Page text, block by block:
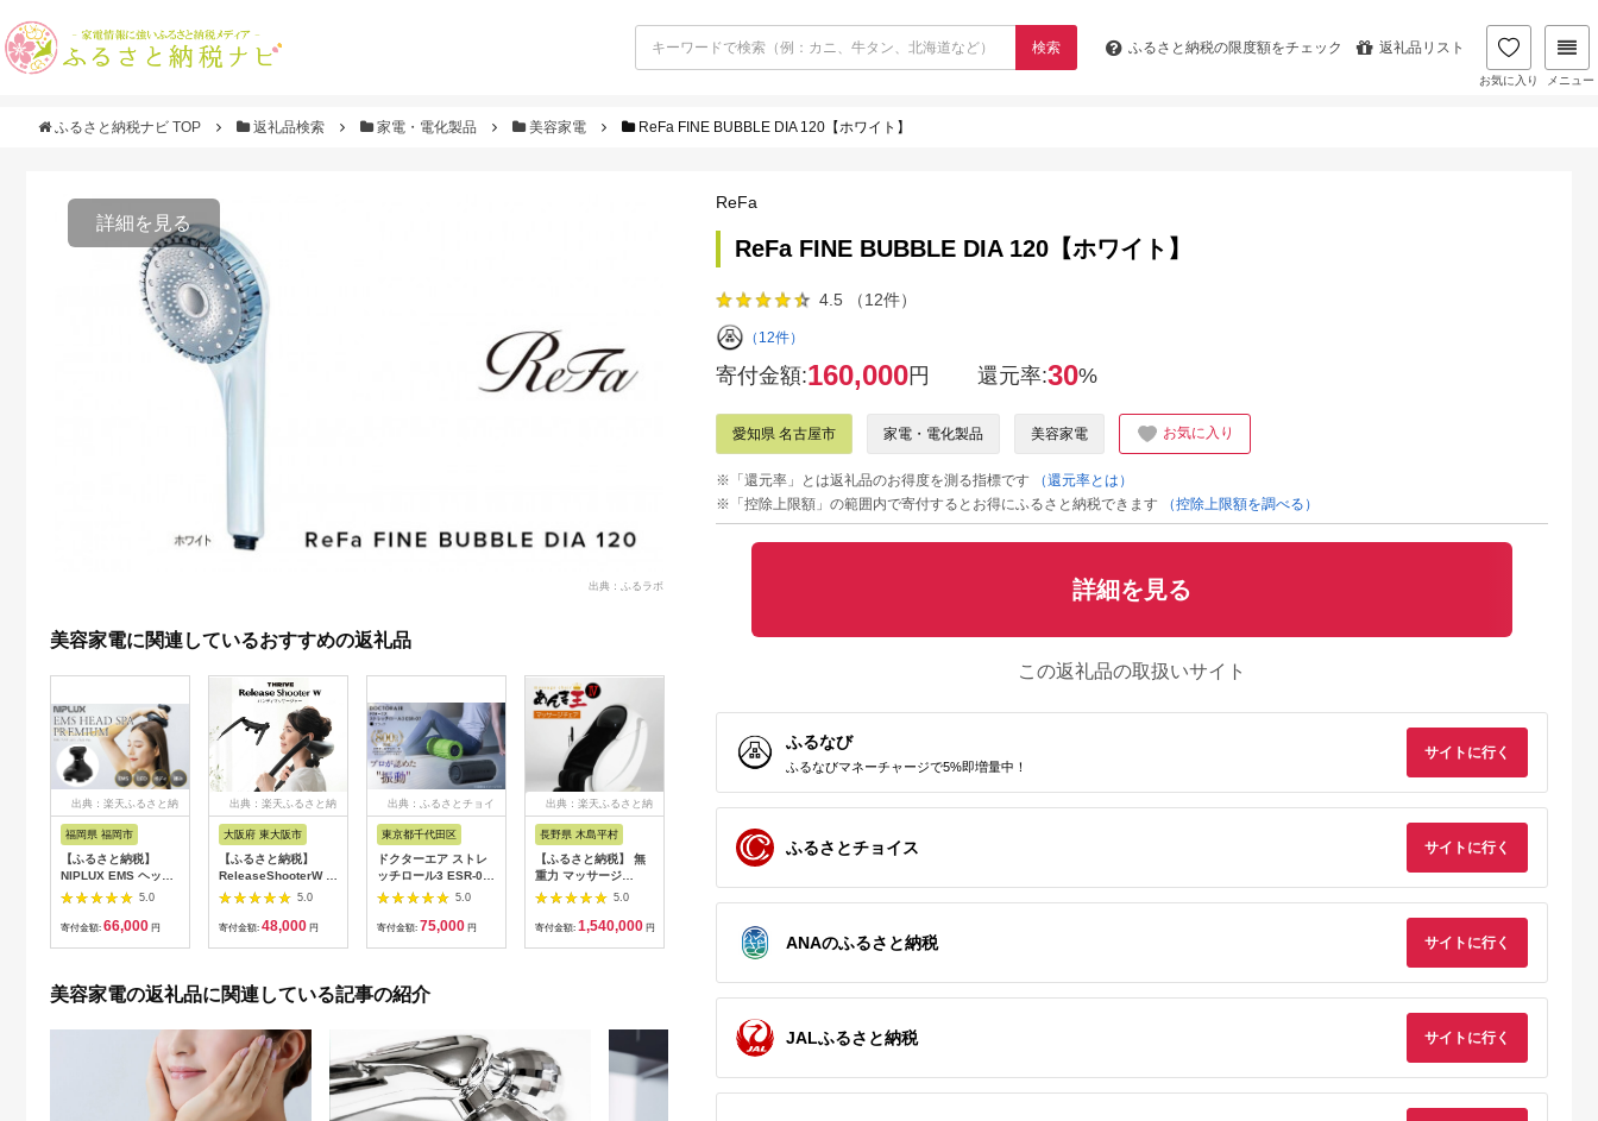
検索 ふるさと納税の限度額をチェック 返礼品リスト
お気に入り メニュー
ふるさと納税ナビ TOP 返礼品検索 家電・電化製品 美容家電 ReFa FINE BUBBLE DIA 120【ホワイト】
詳細を見る
出典：ふるラボ
美容家電に関連しているおすすめの返礼品
出典：楽天ふるさと納
福岡県 福岡市
【ふるさと納税】
NIPLUX EMS ヘッ
ド・フェイシャルケア
PREMIUM NP-
スパ 美顔器 マッサー
ジ ボディケア リフト
カルプ ボディ 全身 防
水 美容 美容家電 福岡
5.0
寄付金額: 66,000 円
出典：楽天ふるさと納
大阪府 東大阪市
【ふるさと納税】
ReleaseShooterW ハ
ンディマッサージャー
MD-8020 - ダブルヘ
ッドで首、肩、腰をし
ー 送料無料
5.0
寄付金額: 48,000 円
出典：ふるさとチョイ
東京都千代田区
ドクターエア ストレ
ッチロール3 ESR-07
ブラック(プレゼント/
振動/寝ながら)
【1582369】
5.0
寄付金額: 75,000 円
出典：楽天ふるさと納
長野県 木島平村
【ふるさと納税】 無
重力 マッサージ
R1500-01 あんま王4
| 日用品 家電 マッサ
ージチェア あんま王
5.0
寄付金額: 1,540,000 円
京都 府向日市
オムロン 体重体組成
W[№5223-0165]
54,000
最短翌日発送
タ 体組成計インナー
[RD931LBK タニタ
NIPLUX QNose 美鼻
袋 ／ サプリメント ヒ
納税
MiCOLA （ミコラ）
イオンドライヤー
HDR-M201-Hダークグ
O101(ブルー系)
SHARP プラズマク
スターヘアブラシ IB-
美容家電の返礼品に関連している記事の紹介
ReFa
ReFa FINE BUBBLE DIA 120【ホワイト】
4.5 （12件）
（12件）
寄付金額:160,000円 還元率:30%
愛知県 名古屋市 家電・電化製品 美容家電 お気に入り
※「還元率」とは返礼品のお得度を測る指標です
（還元率とは）
※「控除上限額」の範囲内で寄付するとお得にふるさと納税できます
（控除上限額を調べる）
詳細を見る
この返礼品の取扱いサイト
ふるなび
ふるなびマネーチャージで5%即増量中！
サイトに行く
ふるさとチョイス サイトに行く
ANAのふるさと納税 サイトに行く
JALふるさと納税 サイトに行く